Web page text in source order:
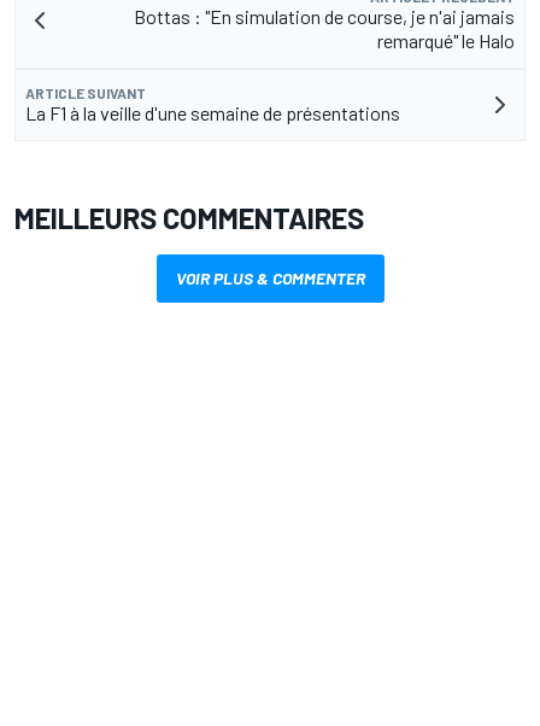
Bottas : "En simulation de course, je n'ai jamais
remarqué" le Halo
ARTICLE SUIVANT
La F1 à la veille d'une semaine de présentations
MEILLEURS COMMENTAIRES
VOIR PLUS & COMMENTER